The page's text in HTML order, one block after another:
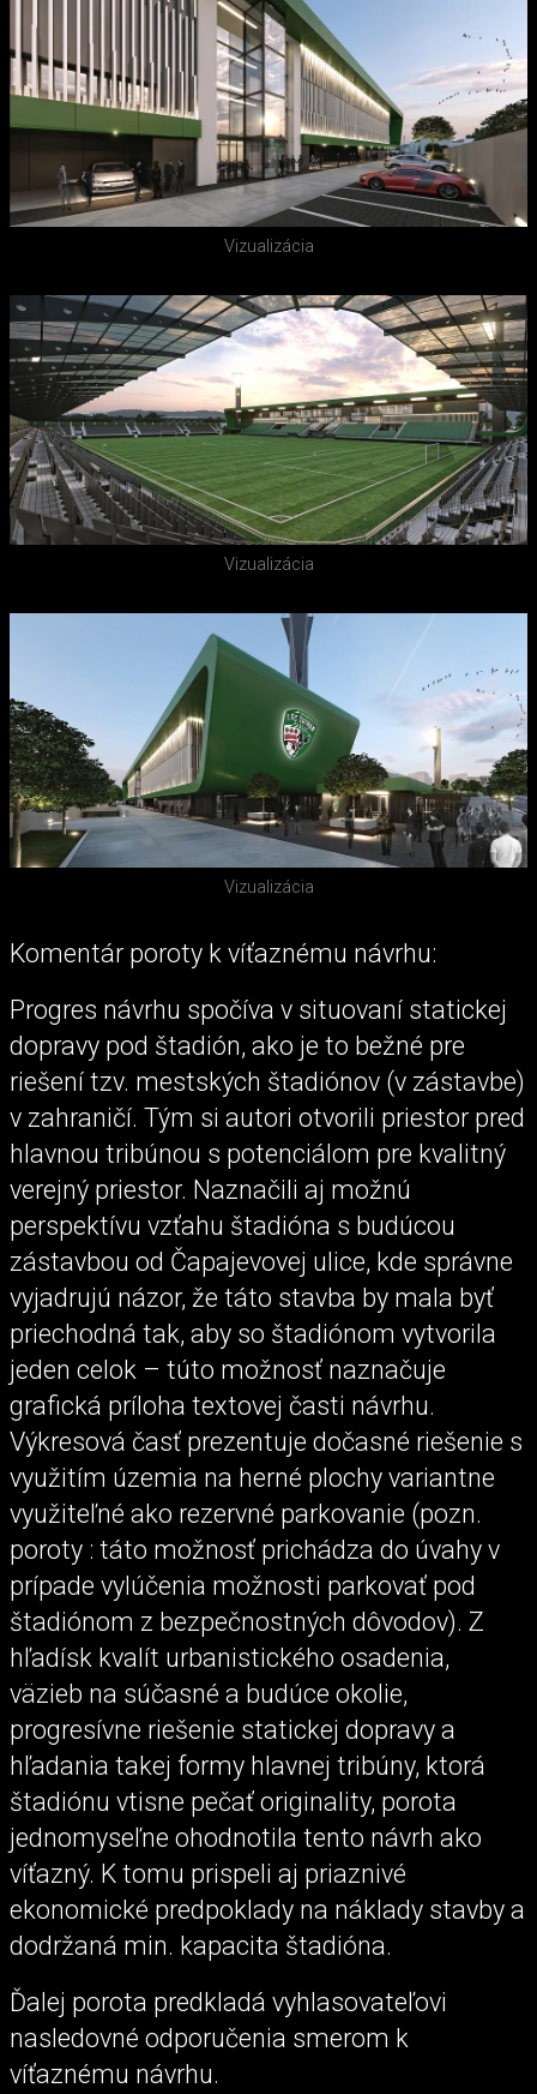
Vizualizácia
Vizualizácia
Vizualizácia
Komentár poroty k víťaznému návrhu:
Progres návrhu spočíva v situovaní statickej
dopravy pod štadión, ako je to bežné pre
riešení tzv. mestských štadiónov (v zástavbe)
v zahraničí. Tým si autori otvorili priestor pred
hlavnou tribúnou s potenciálom pre kvalitný
verejný priestor. Naznačili aj možnú
perspektívu vzťahu štadióna s budúcou
zástavbou od Čapajevovej ulice, kde správne
vyjadrujú názor, že táto stavba by mala byť
priechodná tak, aby so štadiónom vytvorila
jeden celok – túto možnosť naznačuje
grafická príloha textovej časti návrhu.
Výkresová časť prezentuje dočasné riešenie s
využitím územia na herné plochy variantne
využiteľné ako rezervné parkovanie (pozn.
poroty : táto možnosť prichádza do úvahy v
prípade vylúčenia možnosti parkovať pod
štadiónom z bezpečnostných dôvodov). Z
hľadísk kvalít urbanistického osadenia,
väzieb na súčasné a budúce okolie,
progresívne riešenie statickej dopravy a
hľadania takej formy hlavnej tribúny, ktorá
štadiónu vtisne pečať originality, porota
jednomyseľne ohodnotila tento návrh ako
víťazný. K tomu prispeli aj priaznivé
ekonomické predpoklady na náklady stavby a
dodržaná min. kapacita štadióna.
Ďalej porota predkladá vyhlasovateľovi
nasledovné odporučenia smerom k
víťaznému návrhu.